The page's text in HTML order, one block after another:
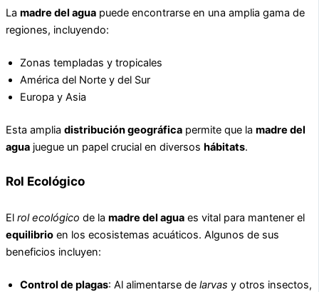
La madre del agua puede encontrarse en una amplia gama de
regiones, incluyendo:
Zonas templadas y tropicales
América del Norte y del Sur
Europa y Asia
Esta amplia distribución geográfica permite que la madre del
agua juegue un papel crucial en diversos hábitats.
Rol Ecológico
El rol ecológico de la madre del agua es vital para mantener el
equilibrio en los ecosistemas acuáticos. Algunos de sus
beneficios incluyen:
Control de plagas: Al alimentarse de larvas y otros insectos,